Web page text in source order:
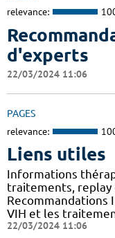
relevance:
d'experts
22/03/2024 11:06
PAGES
relevance:
Liens utiles
Informations
traitements, replay
VIH et les
22/03/2024 11:06